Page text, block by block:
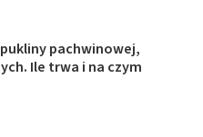
pachwinowej,
Ile trwa i na czym